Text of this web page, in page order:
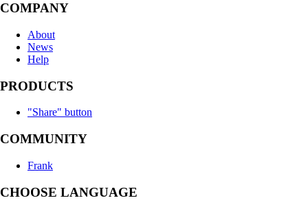
COMPANY
About
News
Help
PRODUCTS
"Share" button
COMMUNITY
Frank
CHOOSE LANGUAGE